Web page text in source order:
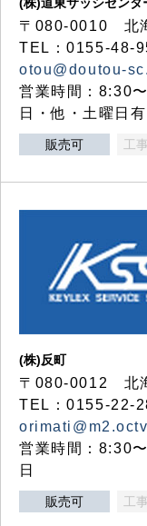
〒080-0010 北
TEL：0155-48-
otou@doutou-
営業時間：8:30
日・他・土曜日有
販売可 工
(株)反町
〒080-0012 北
TEL：0155-22-
営業時間：8:30
日
販売可 工